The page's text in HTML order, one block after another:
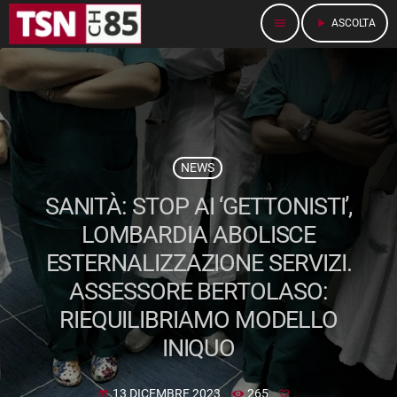
menu play_arrow ASCOLTA
NEWS
SANITÀ: STOP AI ‘GETTONISTI’,
LOMBARDIA ABOLISCE
ESTERNALIZZAZIONE SERVIZI.
ASSESSORE BERTOLASO:
RIEQUILIBRIAMO MODELLO
INIQUO
today 13 DICEMBRE 2023 265